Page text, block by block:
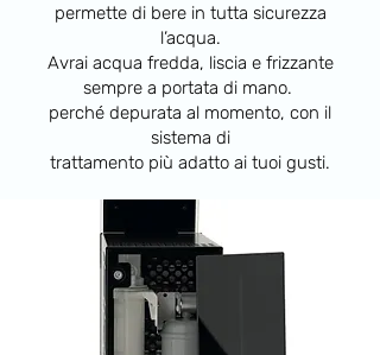
permette di bere in tutta sicurezza
l’acqua.
Avrai acqua fredda, liscia e frizzante
sempre a portata di mano.
perché depurata al momento, con il
sistema di
trattamento più adatto ai tuoi gusti.